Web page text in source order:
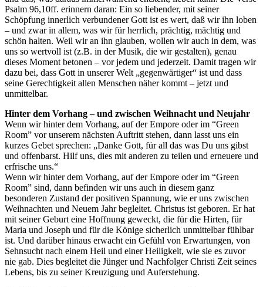
Psalm 96,10ff. erinnern daran: Ein so liebender, mit seiner
Schöpfung innerlich verbundener Gott ist es wert, daß wir ihn loben
– und zwar in allem, was wir für herrlich, prächtig, mächtig und
schön halten. Weil wir an ihn glauben, wollen wir auch in dem, was
uns so wertvoll ist (z.B. in der Musik, die wir gestalten), genau
dieses Moment betonen – vor jedem und jederzeit. Damit tragen wir
dazu bei, dass Gott in unserer Welt „gegenwärtiger“ ist und dass
seine Gerechtigkeit allen Menschen näher kommt – jetzt und
unmittelbar.
Hinter dem Vorhang – und zwischen Weihnacht und Neujahr
Wenn wir hinter dem Vorhang, auf der Empore oder im “Green
Room” vor unserem nächsten Auftritt stehen, dann lasst uns ein
kurzes Gebet sprechen: „Danke Gott, für all das was Du uns gibst
und offenbarst. Hilf uns, dies mit anderen zu teilen und erneuere und
erfrische uns.“
Wenn wir hinter dem Vorhang, auf der Empore oder im “Green
Room” sind, dann befinden wir uns auch in diesem ganz
besonderen Zustand der positiven Spannung, wie er uns zwischen
Weihnachten und Neuem Jahr begleitet. Christus ist geboren. Er hat
mit seiner Geburt eine Hoffnung geweckt, die für die Hirten, für
Maria und Joseph und für die Könige sicherlich unmittelbar fühlbar
ist. Und darüber hinaus erwacht ein Gefühl von Erwartungen, von
Sehnsucht nach einem Heil und einer Heiligkeit, wie sie es zuvor
nie gab. Dies begleitet die Jünger und Nachfolger Christi Zeit seines
Lebens, bis zu seiner Kreuzigung und Auferstehung.